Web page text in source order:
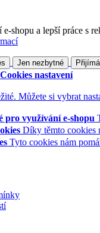
e-shopu a lepší práce s
Jen nezbytné
Cookies nastavení
Můžete si vybrat
pro využívání e-shopu
Díky těmto cookies
Tyto cookies nám